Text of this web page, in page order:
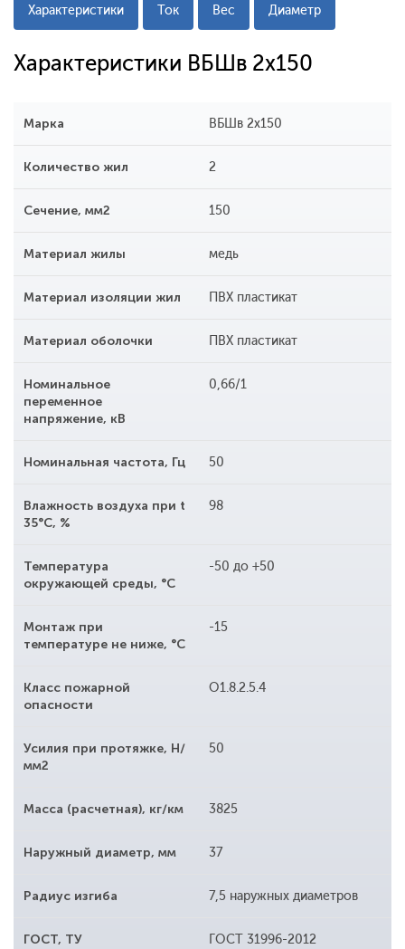
Характеристики Ток Вес Диаметр
Характеристики ВБШв 2х150
Марка ВБШв 2х150
Количество жил 2
Сечение, мм2 150
Материал жилы медь
Материал изоляции жил ПВХ пластикат
Материал оболочки ПВХ пластикат
Номинальное
переменное
напряжение, кВ
0,66/1
Номинальная частота, Гц 50
Влажность воздуха при t
35°С, %
98
Температура
окружающей среды, °С
-50 до +50
Монтаж при
температуре не ниже, °С
-15
Класс пожарной
опасности
O1.8.2.5.4
Усилия при протяжке, Н/
мм2
50
Масса (расчетная), кг/км 3825
Наружный диаметр, мм 37
Радиус изгиба 7,5 наружных диаметров
ГОСТ, ТУ ГОСТ 31996-2012